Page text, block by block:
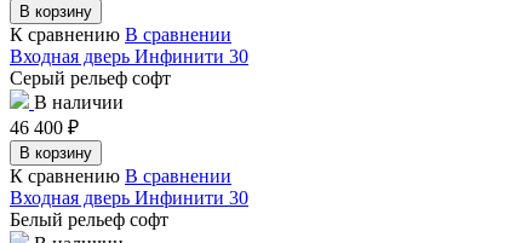
В корзину
К сравнению В сравнении
Входная дверь Инфинити 30
Серый рельеф софт
В наличии
46 400 ₽
В корзину
К сравнению В сравнении
Входная дверь Инфинити 30
Белый рельеф софт